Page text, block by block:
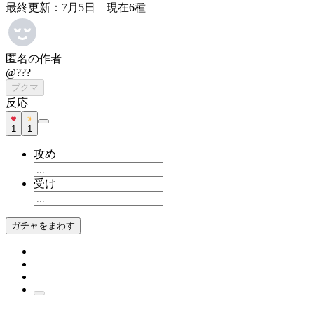
最終更新：7月5日 現在6種
匿名の作者
@???
ブクマ
反応
1 1
攻め
受け
ガチャをまわす